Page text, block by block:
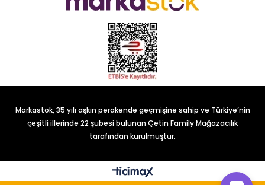
Markastok, 35 yılı aşkın perakende geçmişine sahip ve Türkiye’nin
çeşitli illerinde 22 şubesi bulunan Çetin Family Mağazacılık
tarafından kurulmuştur.